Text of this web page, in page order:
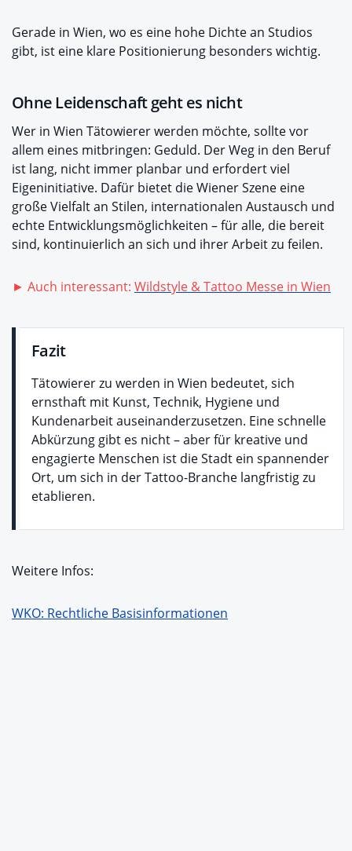
Gerade in Wien, wo es eine hohe Dichte an Studios
gibt, ist eine klare Positionierung besonders wichtig.
Ohne Leidenschaft geht es nicht
Wer in Wien Tätowierer werden möchte, sollte vor
allem eines mitbringen: Geduld. Der Weg in den Beruf
ist lang, nicht immer planbar und erfordert viel
Eigeninitiative. Dafür bietet die Wiener Szene eine
große Vielfalt an Stilen, internationalen Austausch und
echte Entwicklungsmöglichkeiten – für alle, die bereit
sind, kontinuierlich an sich und ihrer Arbeit zu feilen.
► Auch interessant: Wildstyle & Tattoo Messe in Wien
Fazit
Tätowierer zu werden in Wien bedeutet, sich
ernsthaft mit Kunst, Technik, Hygiene und
Kundenarbeit auseinanderzusetzen. Eine schnelle
Abkürzung gibt es nicht – aber für kreative und
engagierte Menschen ist die Stadt ein spannender
Ort, um sich in der Tattoo-Branche langfristig zu
etablieren.
Weitere Infos:
WKO: Rechtliche Basisinformationen